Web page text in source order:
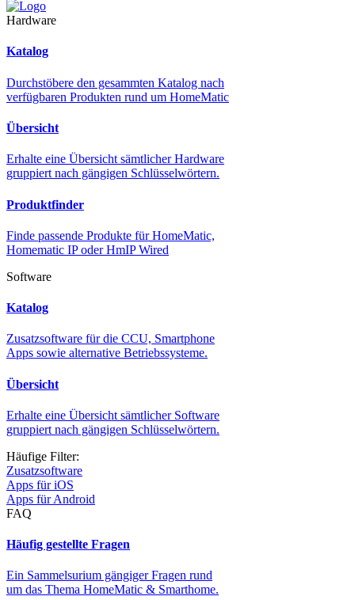
Hardware
Katalog
Durchstöbere den gesammten Katalog nach
verfügbaren Produkten rund um HomeMatic
Übersicht
Erhalte eine Übersicht sämtlicher Hardware
gruppiert nach gängigen Schlüsselwörtern.
Produktfinder
Finde passende Produkte für HomeMatic,
Homematic IP oder HmIP Wired
Software
Katalog
Zusatzsoftware für die CCU, Smartphone
Apps sowie alternative Betriebssysteme.
Übersicht
Erhalte eine Übersicht sämtlicher Software
gruppiert nach gängigen Schlüsselwörtern.
Häufige Filter:
Zusatzsoftware
Apps für iOS
Apps für Android
FAQ
Häufig gestellte Fragen
Ein Sammelsurium gängiger Fragen rund
um das Thema HomeMatic & Smarthome.